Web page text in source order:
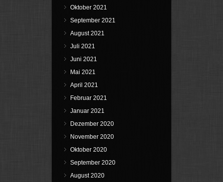
Oktober 2021
September 2021
August 2021
Juli 2021
Juni 2021
Mai 2021
April 2021
Februar 2021
Januar 2021
Dezember 2020
November 2020
Oktober 2020
September 2020
August 2020